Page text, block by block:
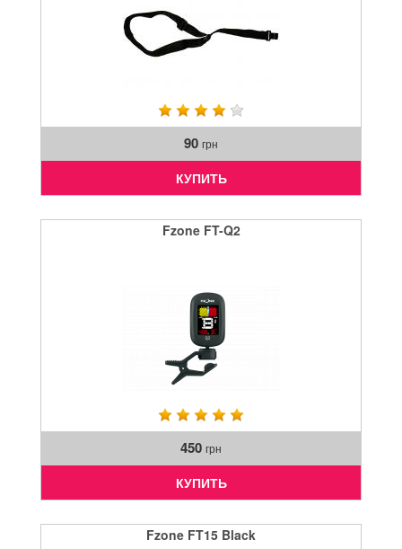
90 грн
КУПИТЬ
Fzone FT-Q2
450 грн
КУПИТЬ
Fzone FT15 Black